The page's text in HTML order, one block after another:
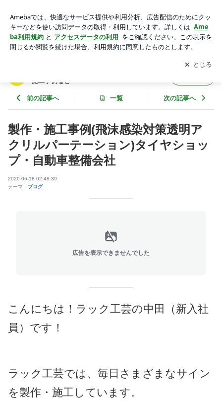
イヤショップ・自動車整備会社 | ラック工芸(株)のブログ 看
板・サイン関係の施工事例など
アプリをダウンロードして ブログの更新通知
を受け取りまし
ょう。
開く
施工事例など
前の記事へ 一覧 次の記事へ
製作・施工事例(飛沫感染対策透明ア
クリルパーテーション)タイヤショッ
プ・自動車整備会社
2020-06-18 02:48:39
テーマ： ブログ
広告を表示できませんでした
こんにちは！ラック工芸の中田（新入社
員）です！
ラック工芸では、毎日さまざまなサイン
を製作・施工しています。